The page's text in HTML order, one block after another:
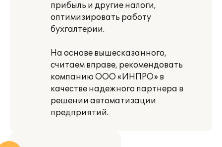
прибыль и другие налоги,
оптимизировать работу
бухгалтерии.
На основе вышесказанного,
считаем вправе, рекомендовать
компанию ООО «ИНПРО» в
качестве надежного партнера в
решении автоматизации
предприятий.